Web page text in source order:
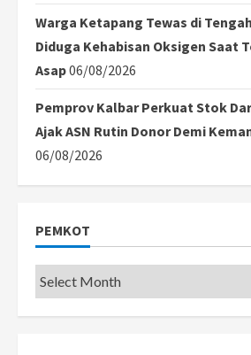
Warga Ketapang Tewas di
Diduga Kehabisan Oksigen Saat
Asap06/08/2026
Pemprov Kalbar Perkuat Stok
Ajak ASN Rutin Donor Demi
06/08/2026
PEMKOT
Pemkot